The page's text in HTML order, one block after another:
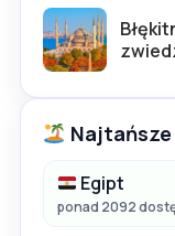
Egipt
ponad 2092